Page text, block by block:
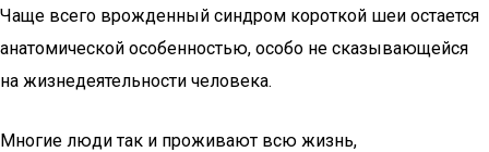
Чаще всего врожденный синдром короткой шеи остается
анатомической особенностью, особо не сказывающейся
на жизнедеятельности человека.
Многие люди так и проживают всю жизнь,